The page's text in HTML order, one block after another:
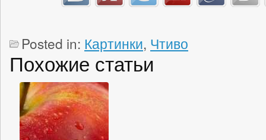
Posted in: Картинки, Чтиво
Похожие статьи